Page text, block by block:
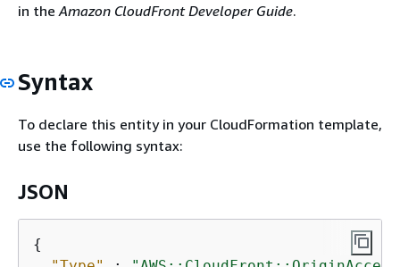
in theAmazon CloudFront Developer Guide.
Syntax
To declare this entity in your CloudFormation template,
use the following syntax:
JSON
{